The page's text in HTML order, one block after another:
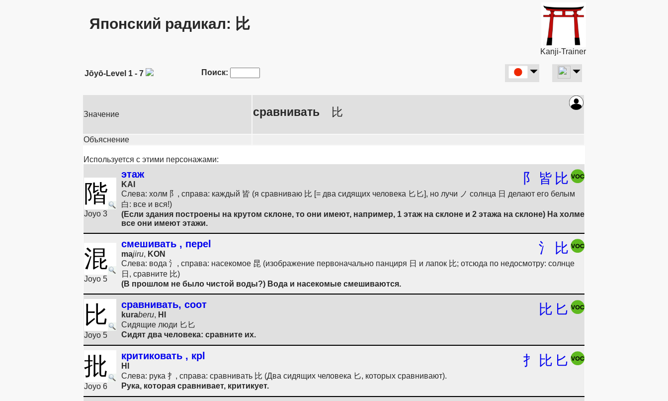
Японский радикал: 比
Kanji-Trainer
Jōyō-Level 1 - 7 Поиск:
Значение сравнивать 比
Объяснение
Используется с этими персонажами:
階
Joyo 3
этаж
KAI 阝 皆 比
Слева: холм 阝, справа: каждый 皆 (я сравниваю 比 [= два сидящих человека 匕匕], но лучи ノ солнца 日 делают его белым
白: все и вся!)
(Если здания построены на крутом склоне, то они имеют, например, 1 этаж на склоне и 2 этажа на склоне) На холме
все они имеют этажи.
混
Joyo 5
смешивать , переl
majiru, KON 氵 比
Слева: вода 氵, справа: насекомое 昆 (изображение первоначально панциря 日 и лапок 比; отсюда по недосмотру: солнце
日, сравните 比)
(В прошлом не было чистой воды?) Вода и насекомые смешиваются.
比
Joyo 5
сравнивать, соот
kuraberu, HI 比 匕
Сидящие люди 匕匕
Сидят два человека: сравните их.
批
Joyo 6
критиковать , крl
HI 扌 比 匕
Слева: рука 扌, справа: сравнивать 比 (Два сидящих человека 匕, которых сравнивают).
Рука, которая сравнивает, критикует.